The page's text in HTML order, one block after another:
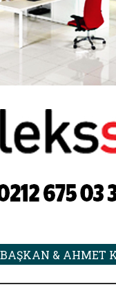
BAŞKAN & AHMET